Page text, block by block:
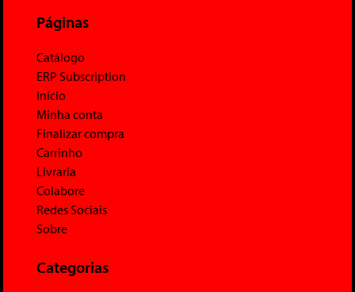
Páginas
Catálogo
ERP Subscription
Início
Minha conta
Finalizar compra
Carrinho
Livraria
Colabore
Redes Sociais
Sobre
Categorias